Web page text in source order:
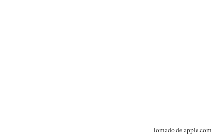
Tomado de apple.com